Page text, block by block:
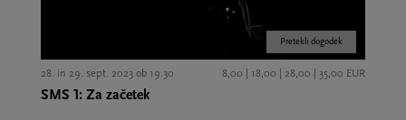
Pretekli dogodek
28. in 29. sept. 2023 ob 19.30 8,00 | 18,00 | 28,00 | 35,00 EUR
SMS 1: Za začetek